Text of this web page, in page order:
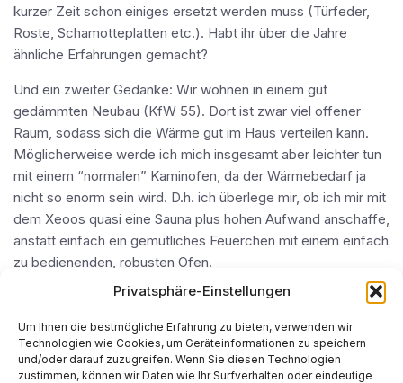
Privatsphäre-Einstellungen
Um Ihnen die bestmögliche Erfahrung zu bieten, verwenden wir
Technologien wie Cookies, um Geräteinformationen zu speichern
und/oder darauf zuzugreifen. Wenn Sie diesen Technologien
zustimmen, können wir Daten wie Ihr Surfverhalten oder eindeutige
kurzer Zeit schon einiges ersetzt werden muss (Türfeder,
Roste, Schamotteplatten etc.). Habt ihr über die Jahre
ähnliche Erfahrungen gemacht?
Und ein zweiter Gedanke: Wir wohnen in einem gut
gedämmten Neubau (KfW 55). Dort ist zwar viel offener
Raum, sodass sich die Wärme gut im Haus verteilen kann.
Möglicherweise werde ich mich insgesamt aber leichter tun
mit einem “normalen” Kaminofen, da der Wärmebedarf ja
nicht so enorm sein wird. D.h. ich überlege mir, ob ich mir mit
dem Xeoos quasi eine Sauna plus hohen Aufwand anschaffe,
anstatt einfach ein gemütliches Feuerchen mit einem einfach
zu bedienenden, robusten Ofen.
Gibt es dazu Erfahrungen?
Danke!
Reply